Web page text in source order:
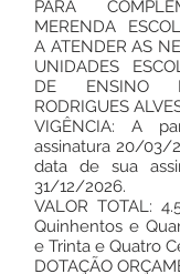
PARA
MERENDA
A ATENDER AS
UNIDADES
DE ENSINO
RODRIGUES
VIGÊNCIA: A
assinatura 20/03/
data de sua
31/12/2026.
VALOR TOTAL:
Quinhentos e
e Trinta e Quatro
DOTAÇÃO